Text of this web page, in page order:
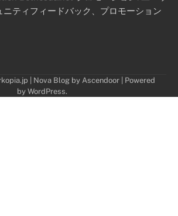
ニティフィードバック、プロモーション
| Nova Blog by Ascendoor | Powered
by WordPress.